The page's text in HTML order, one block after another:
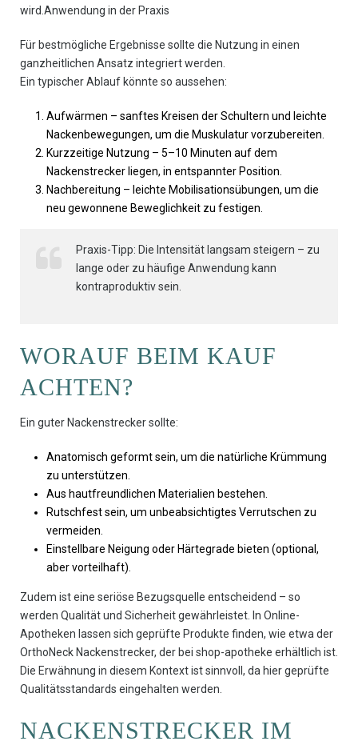
wird.Anwendung in der Praxis
Für bestmögliche Ergebnisse sollte die Nutzung in einen
ganzheitlichen Ansatz integriert werden.
Ein typischer Ablauf könnte so aussehen:
Aufwärmen – sanftes Kreisen der Schultern und leichte
Nackenbewegungen, um die Muskulatur vorzubereiten.
Kurzzeitige Nutzung – 5–10 Minuten auf dem
Nackenstrecker liegen, in entspannter Position.
Nachbereitung – leichte Mobilisationsübungen, um die
neu gewonnene Beweglichkeit zu festigen.
Praxis-Tipp: Die Intensität langsam steigern – zu
lange oder zu häufige Anwendung kann
kontraproduktiv sein.
WORAUF BEIM KAUF
ACHTEN?
Ein guter Nackenstrecker sollte:
Anatomisch geformt sein, um die natürliche Krümmung
zu unterstützen.
Aus hautfreundlichen Materialien bestehen.
Rutschfest sein, um unbeabsichtigtes Verrutschen zu
vermeiden.
Einstellbare Neigung oder Härtegrade bieten (optional,
aber vorteilhaft).
Zudem ist eine seriöse Bezugsquelle entscheidend – so
werden Qualität und Sicherheit gewährleistet. In Online-
Apotheken lassen sich geprüfte Produkte finden, wie etwa der
OrthoNeck Nackenstrecker, der bei shop-apotheke erhältlich ist.
Die Erwähnung in diesem Kontext ist sinnvoll, da hier geprüfte
Qualitätsstandards eingehalten werden.
NACKENSTRECKER IM